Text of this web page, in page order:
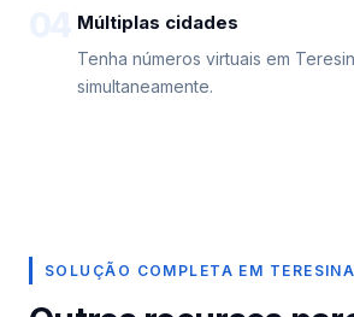
Múltiplas cidades
Tenha números virtuais em
simultaneamente.
SOLUÇÃO COMPLETA EM TERESINA